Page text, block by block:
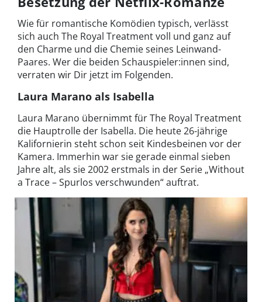
Wie für romantische Komödien typisch, verlässt
sich auch The Royal Treatment voll und ganz auf
den Charme und die Chemie seines Leinwand-
Paares. Wer die beiden Schauspieler:innen sind,
verraten wir Dir jetzt im Folgenden.
Laura Marano als Isabella
Laura Marano übernimmt für The Royal Treatment
die Hauptrolle der Isabella. Die heute 26-jährige
Kalifornierin steht schon seit Kindesbeinen vor der
Kamera. Immerhin war sie gerade einmal sieben
Jahre alt, als sie 2002 erstmals in der Serie „Without
a Trace – Spurlos verschwunden“ auftrat.